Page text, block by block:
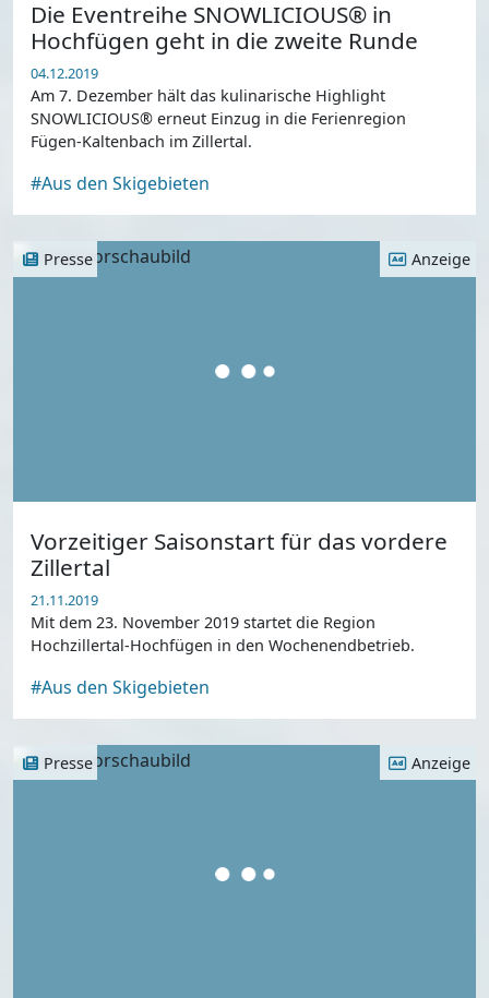
Die Eventreihe SNOWLICIOUS® in
Hochfügen geht in die zweite Runde
04.12.2019
Am 7. Dezember hält das kulinarische Highlight
SNOWLICIOUS® erneut Einzug in die Ferienregion
Fügen-Kaltenbach im Zillertal.
#Aus den Skigebieten
Presse Anzeige
Vorzeitiger Saisonstart für das vordere
Zillertal
21.11.2019
Mit dem 23. November 2019 startet die Region
Hochzillertal-Hochfügen in den Wochenendbetrieb.
#Aus den Skigebieten
Presse Anzeige